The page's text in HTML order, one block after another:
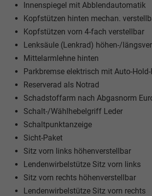
Innenspiegel mit Abblendautomatik
Kopfstützen hinten mechan.
Kopfstützen vorn 4-fach verstellbar
Lenksäule (Lenkrad) höhen-/
Mittelarmlehne hinten
Parkbremse elektrisch mit Auto-
Reserverad als Notrad
Schadstoffarm nach Abgasnorm
Schalt-/Wählhebelgriff Leder
Schaltpunktanzeige
Sicht-Paket
Sitz vorn links höhenverstellbar
Lendenwirbelstütze Sitz vorn links
Sitz vorn rechts höhenverstellbar
Lendenwirbelstütze Sitz vorn rechts